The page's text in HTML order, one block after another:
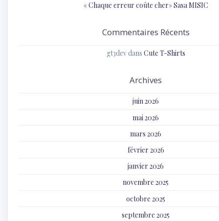
« Chaque erreur coûte cher» Sasa MISIC
Commentaires Récents
gt3devdans Cute T-Shirts
Archives
juin 2026
mai 2026
mars 2026
février 2026
janvier 2026
novembre 2025
octobre 2025
septembre 2025